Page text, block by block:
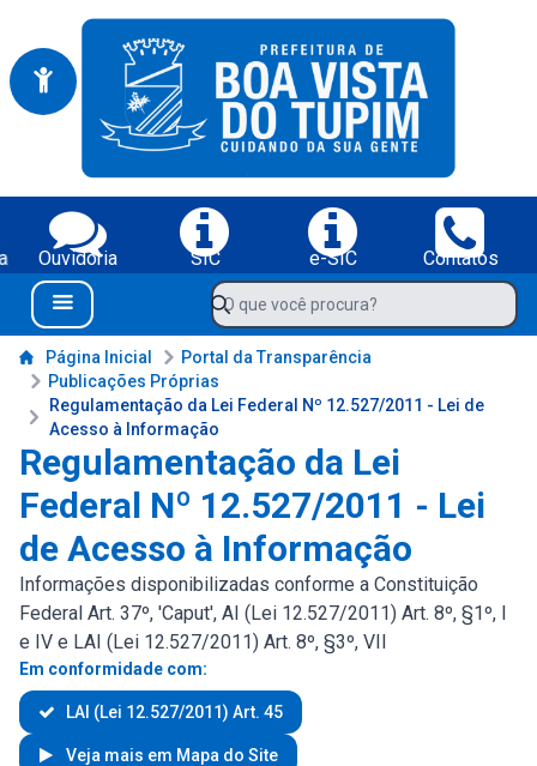
Portal da Prefeitura Municipal de Boa Vista do Tupim-BA
Serviços da Prefeitura Municipal de Boa Vista do Tupim-BA;
Ouvidoria SIC e-SIC
Contatos
Navegue pelo portal da Prefeitura de Boa Vista do Tupim-BA
Menu Bar
O que você procura?
Conteúdo da Prefeitura de Boa Vista do Tupim-BA
Página Inicial
Portal da Transparência
Publicações Próprias
Regulamentação da Lei Federal Nº 12.527/2011 - Lei de
Acesso à Informação
Regulamentação da Lei
Federal Nº 12.527/2011 - Lei
de Acesso à Informação
Informações disponibilizadas conforme a Constituição
Federal Art. 37º, 'Caput', AI (Lei 12.527/2011) Art. 8º, §1º, I
e IV e LAI (Lei 12.527/2011) Art. 8º, §3º, VII
Em conformidade com:
LAI (Lei 12.527/2011) Art. 45
Veja mais em Mapa do Site